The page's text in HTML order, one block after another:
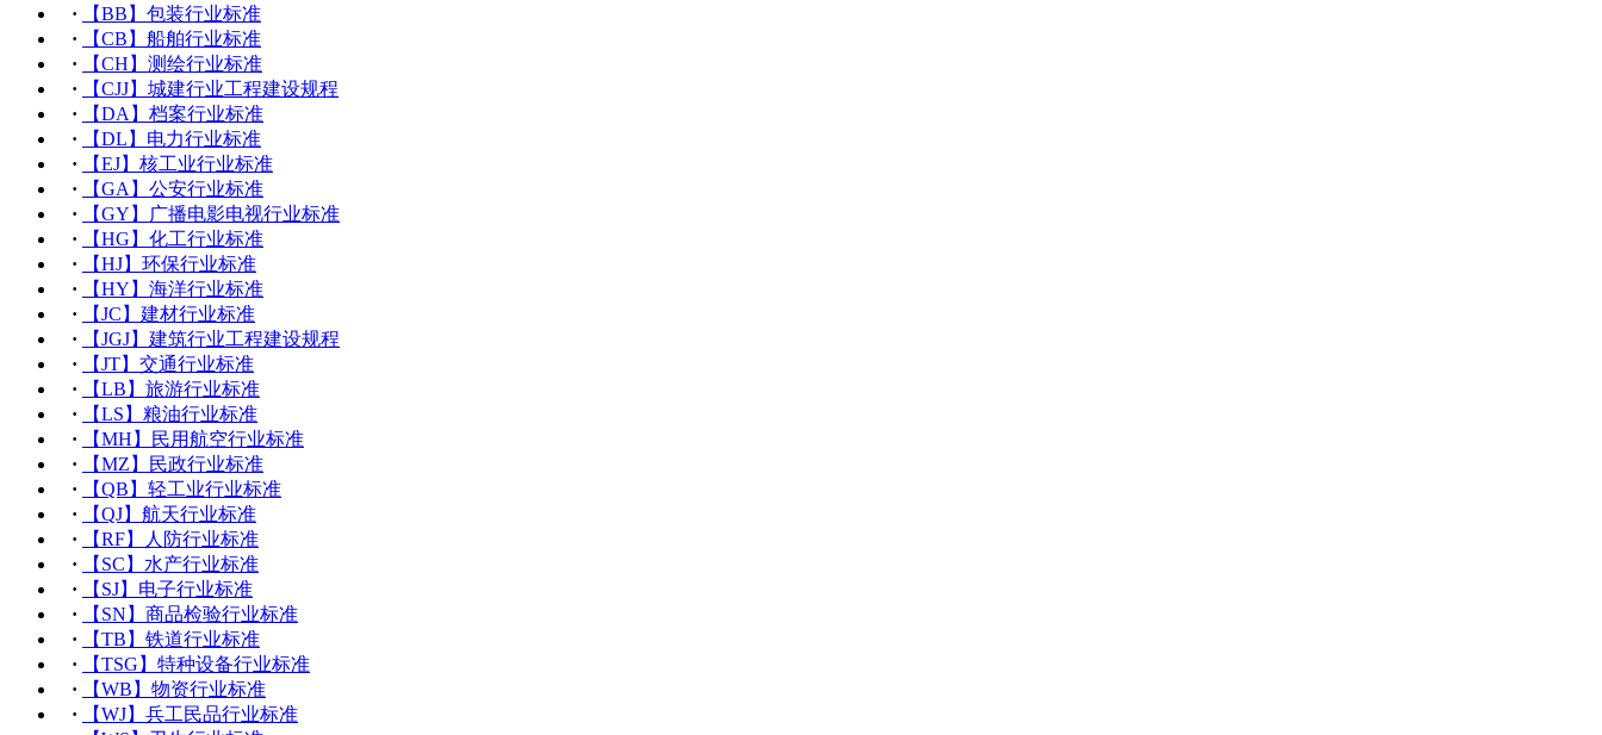
·
【BB】包装行业标准
·
【CB】船舶行业标准
·
【CH】测绘行业标准
·
【CJJ】城建行业工程建设规程
·
【DA】档案行业标准
·
【DL】电力行业标准
·
【EJ】核工业行业标准
·
【GA】公安行业标准
·
【GY】广播电影电视行业标准
·
【HG】化工行业标准
·
【HJ】环保行业标准
·
【HY】海洋行业标准
·
【JC】建材行业标准
·
【JGJ】建筑行业工程建设规程
·
【JT】交通行业标准
·
【LB】旅游行业标准
·
【LS】粮油行业标准
·
【MH】民用航空行业标准
·
【MZ】民政行业标准
·
【QB】轻工业行业标准
·
【QJ】航天行业标准
·
【RF】人防行业标准
·
【SC】水产行业标准
·
【SJ】电子行业标准
·
【SN】商品检验行业标准
·
【TB】铁道行业标准
·
【TSG】特种设备行业标准
·
【WB】物资行业标准
·
【WJ】兵工民品行业标准